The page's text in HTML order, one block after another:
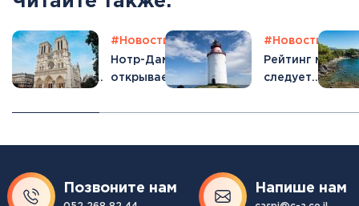
#Отпуск
#Новости
#Отпуск
Нотр-Дам снова
открывает
площадки для
#Новости
Рейтинг мест
следует
поехать в 2025
Позвоните нам Напише нам